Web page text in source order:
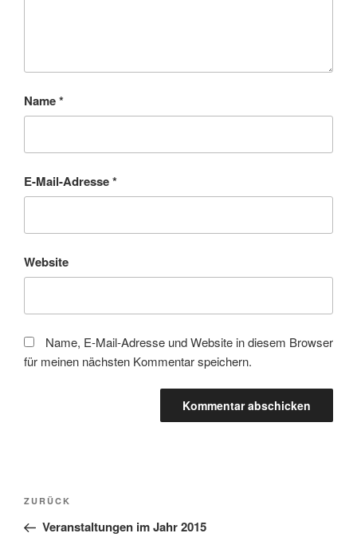
Name*
E-Mail-Adresse*
Website
Name, E-Mail-Adresse und Website in diesem Browser
für meinen nächsten Kommentar speichern.
Beitragsnavigation
Vorheriger
Beitrag
ZURÜCK
Veranstaltungen im Jahr 2015